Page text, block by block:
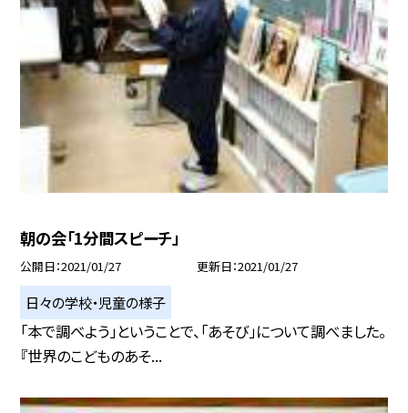
朝の会「1分間スピーチ」
公開日 2021/01/27 更新日 2021/01/27
日々の学校・児童の様子
「本で調べよう」ということで、「あそび」について調べました。
『世界のこどものあそ...